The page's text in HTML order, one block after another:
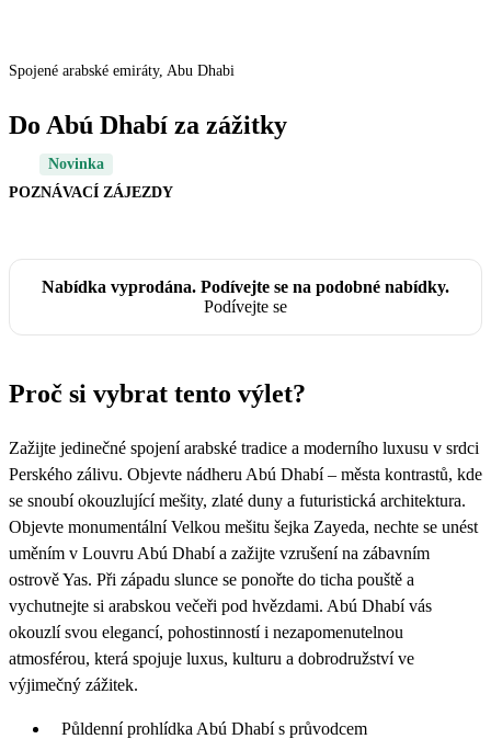
Spojené arabské emiráty, Abu Dhabi
Do Abú Dhabí za zážitky
Novinka
POZNÁVACÍ ZÁJEZDY
Nabídka vyprodána. Podívejte se na podobné nabídky.
Podívejte se
Proč si vybrat tento výlet?
Zažijte jedinečné spojení arabské tradice a moderního luxusu v srdci
Perského zálivu. Objevte nádheru Abú Dhabí – města kontrastů, kde
se snoubí okouzlující mešity, zlaté duny a futuristická architektura.
Objevte monumentální Velkou mešitu šejka Zayeda, nechte se unést
uměním v Louvru Abú Dhabí a zažijte vzrušení na zábavním
ostrově Yas. Při západu slunce se ponořte do ticha pouště a
vychutnejte si arabskou večeři pod hvězdami. Abú Dhabí vás
okouzlí svou elegancí, pohostinností i nezapomenutelnou
atmosférou, která spojuje luxus, kulturu a dobrodružství ve
výjimečný zážitek.
Půldenní prohlídka Abú Dhabí s průvodcem